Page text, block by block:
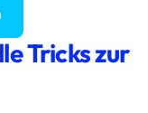
Tricks zur